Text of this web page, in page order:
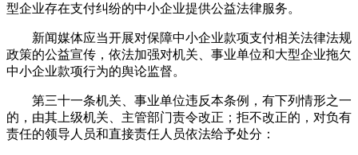
型企业存在支付纠纷的中小企业提供公益法律服务。
新闻媒体应当开展对保障中小企业款项支付相关法律法规
政策的公益宣传，依法加强对机关、事业单位和大型企业拖欠
中小企业款项行为的舆论监督。
第三十一条机关、事业单位违反本条例，有下列情形之一
的，由其上级机关、主管部门责令改正；拒不改正的，对负有
责任的领导人员和直接责任人员依法给予处分：